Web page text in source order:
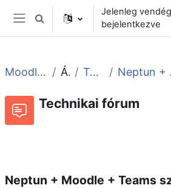
Tovább a fő tartalomhoz
Oldalpanel
Keresési bemeneti adatok váltása
Jelenleg
bejelentkezve
Moodle tudástár és fórum Általános Technikai fórum
Technikai fórum
Neptun + Moodle + Teams